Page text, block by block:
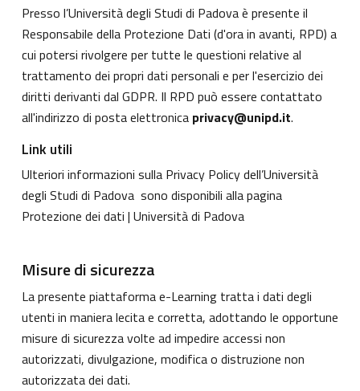
Presso l’Università degli Studi di Padova è presente il
Responsabile della Protezione Dati (d'ora in avanti, RPD) a
cui potersi rivolgere per tutte le questioni relative al
trattamento dei propri dati personali e per l'esercizio dei
diritti derivanti dal GDPR. Il RPD può essere contattato
all'indirizzo di posta elettronica privacy@unipd.it.
Link utili
Ulteriori informazioni sulla Privacy Policy dell’Università
degli Studi di Padova sono disponibili alla pagina
Protezione dei dati | Università di Padova
Misure di sicurezza
La presente piattaforma e-Learning tratta i dati degli
utenti in maniera lecita e corretta, adottando le opportune
misure di sicurezza volte ad impedire accessi non
autorizzati, divulgazione, modifica o distruzione non
autorizzata dei dati.